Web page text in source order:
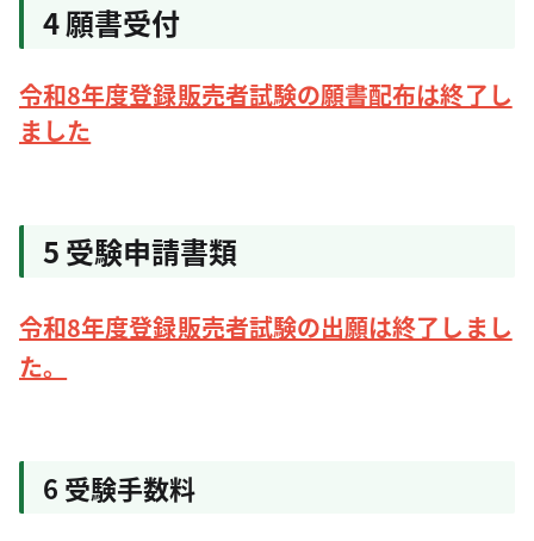
4 願書受付
令和8年度登録販売者試験の願書配布は終了し
ました
5 受験申請書類
令和8年度登録販売者試験の出願は終了しまし
た。
6 受験手数料